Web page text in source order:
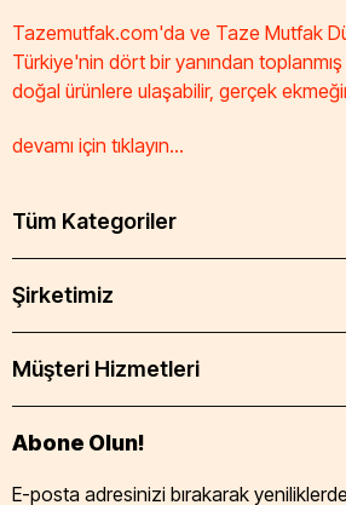
Tazemutfak.com'da ve Taze Mutfak
Türkiye'nin dört bir yanından
doğal ürünlere ulaşabilir, gerçek
devamı için tıklayın...
Tüm Kategoriler
Şirketimiz
Müşteri Hizmetleri
Abone Olun!
E-posta adresinizi bırakarak